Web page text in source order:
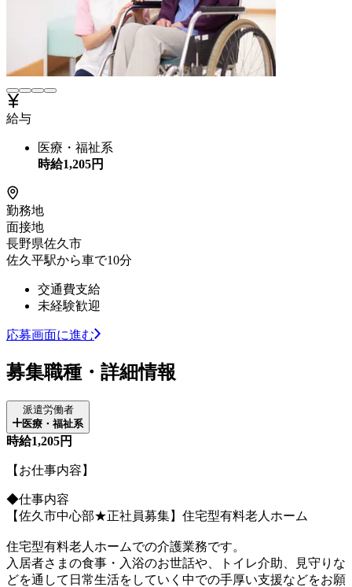
給与
医療・福祉系
時給1,205円
勤務地
面接地
長野県佐久市
佐久平駅から車で10分
交通費支給
未経験歓迎
応募画面に進む
募集職種・詳細情報
派遣労働者
医療・福祉系
時給1,205円
【お仕事内容】
◆仕事内容
【佐久市中心部★正社員募集】住宅型有料老人ホーム
住宅型有料老人ホームでの介護業務です。
入居者さまの食事・入浴のお世話や、トイレ介助、見守りな
どを通して日常生活をしていく中での手厚い支援などをお願